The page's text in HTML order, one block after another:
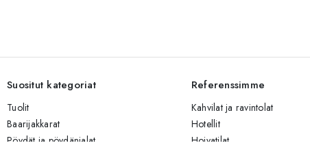
Suositut kategoriat
Tuolit
Baarijakkarat
Pöydät ja pöydänjalat
Referenssimme
Kahvilat ja ravintolat
Hotellit
Hoivatilat